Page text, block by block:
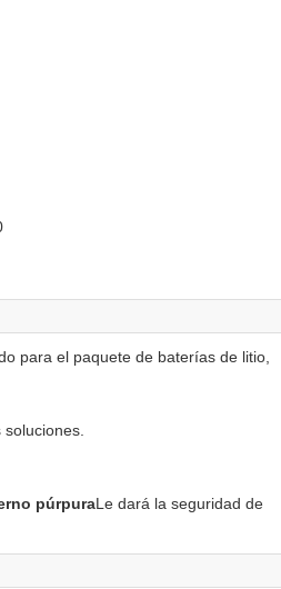
para el paquete de baterías de litio,
púrpuraLe dará la seguridad de